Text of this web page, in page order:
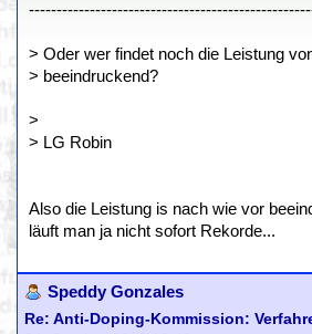
> Oder wer findet noch die Leistung
> beeindruckend?
>
> LG Robin
Also die Leistung is nach wie vor
läuft man ja nicht sofort Rekorde...
Speddy Gonzales
Re: Anti-Doping-Kommission: